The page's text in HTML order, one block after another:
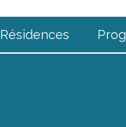
Résidences